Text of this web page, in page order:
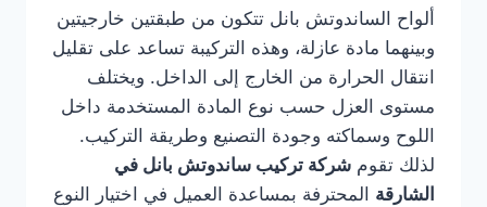
ألواح الساندوتش بانل تتكون من طبقتين خارجيتين
وبينهما مادة عازلة، وهذه التركيبة تساعد على تقليل
انتقال الحرارة من الخارج إلى الداخل. ويختلف
مستوى العزل حسب نوع المادة المستخدمة داخل
اللوح وسماكته وجودة التصنيع وطريقة التركيب.
لذلك تقوم شركة تركيب ساندوتش بانل في
الشارقة المحترفة بمساعدة العميل في اختيار النوع